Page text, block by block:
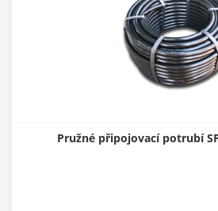
Pružné připojovací potrubí